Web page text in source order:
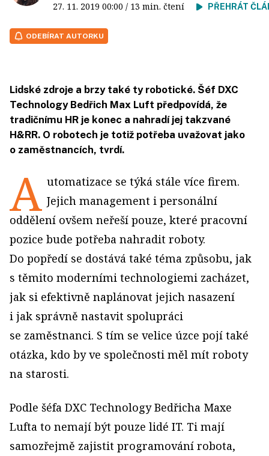
27. 11. 2019 00:00 / 13 min. čtení PŘEHRÁT
ODEBÍRAT AUTORKU
Lidské zdroje a brzy také ty robotické. Šéf DXC
Technology Bedřich Max Luft předpovídá, že
tradičnímu HR je konec a nahradí jej takzvané
H&RR. O robotech je totiž potřeba uvažovat jako
o zaměstnancích, tvrdí.
A utomatizace se týká stále více firem.
Jejich management i personální
oddělení ovšem neřeší pouze, které pracovní
pozice bude potřeba nahradit roboty.
Do popředí se dostává také téma způsobu, jak
s těmito moderními technologiemi zacházet,
jak si efektivně naplánovat jejich nasazení
i jak správně nastavit spolupráci
se zaměstnanci. S tím se velice úzce pojí také
otázka, kdo by ve společnosti měl mít roboty
na starosti.
Podle šéfa DXC Technology Bedřicha Maxe
Lufta to nemají být pouze lidé IT. Ti mají
samozřejmě zajistit programování robota,